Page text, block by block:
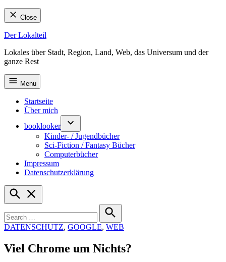
Close
Skip
content
Der Lokalteil
Lokales über Stadt, Region, Land, Web, das Universum und der
ganze Rest
Menu
Startseite
Über mich
booklooker
Kinder- / Jugendbücher
Sci-Fiction / Fantasy Bücher
Computerbücher
Impressum
Datenschutzerklärung
Open
Search
for:
Search
POSTED
DATENSCHUTZ, GOOGLE, WEB
Viel Chrome um Nichts?